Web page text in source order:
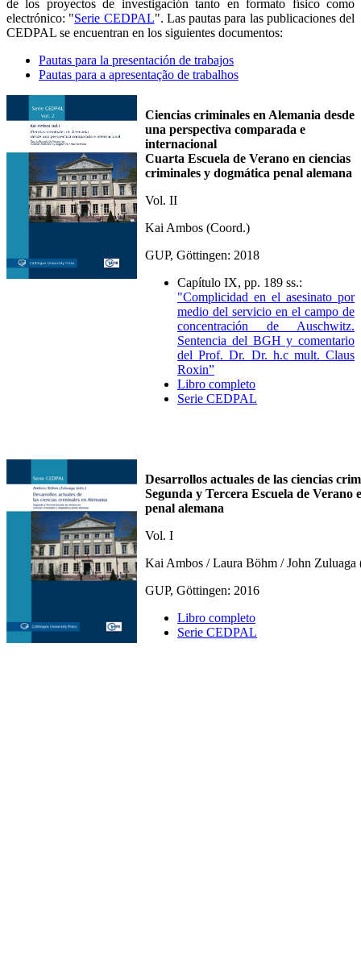
de los proyectos de investigación tanto en formato físico como
electrónico: "Serie CEDPAL". Las pautas para las publicaciones del
CEDPAL se encuentran en los siguientes documentos:
Pautas para la presentación de trabajos
Pautas para a apresentação de trabalhos
Ciencias criminales en Alemania desde
una perspectiva comparada e
internacional
Cuarta Escuela de Verano en ciencias
criminales y dogmática penal alemana
Vol. II
Kai Ambos (Coord.)
GUP, Göttingen: 2018
Capítulo IX, pp. 189 ss.:
"Complicidad en el asesinato por
medio del servicio en el campo de
concentración de Auschwitz.
Sentencia del BGH y comentario
del Prof. Dr. Dr. h.c mult. Claus
Roxin”
Libro completo
Serie CEDPAL
Desarrollos actuales de las ciencias
Segunda y Tercera Escuela de Verano
penal alemana
Vol. I
Kai Ambos / Laura Böhm / John Zuluaga
GUP, Göttingen: 2016
Libro completo
Serie CEDPAL